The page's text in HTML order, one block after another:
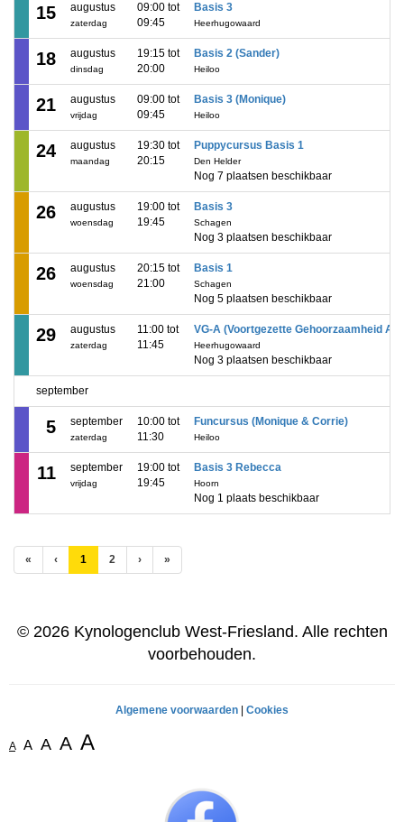
15 augustus
zaterdag
09:00 tot
09:45
Basis 3
Heerhugowaard
18 augustus
dinsdag
19:15 tot
20:00
Basis 2 (Sander)
Heiloo
21 augustus
vrijdag
09:00 tot
09:45
Basis 3 (Monique)
Heiloo
24 augustus
maandag
19:30 tot
20:15
Puppycursus Basis 1
Den Helder
Nog 7 plaatsen beschikbaar
26 augustus
woensdag
19:00 tot
19:45
Basis 3
Schagen
Nog 3 plaatsen beschikbaar
26 augustus
woensdag
20:15 tot
21:00
Basis 1
Schagen
Nog 5 plaatsen beschikbaar
29 augustus
zaterdag
11:00 tot
11:45
VG-A (Voortgezette Gehoorzaamheid A)
Heerhugowaard
Nog 3 plaatsen beschikbaar
september
5 september
zaterdag
10:00 tot
11:30
Funcursus (Monique & Corrie)
Heiloo
11 september
vrijdag
19:00 tot
19:45
Basis 3 Rebecca
Hoorn
Nog 1 plaats beschikbaar
« ‹ 1 (huidige)
2 › »
© 2026 Kynologenclub West-Friesland. Alle rechten
voorbehouden.
Algemene voorwaarden Cookies
A A A A A